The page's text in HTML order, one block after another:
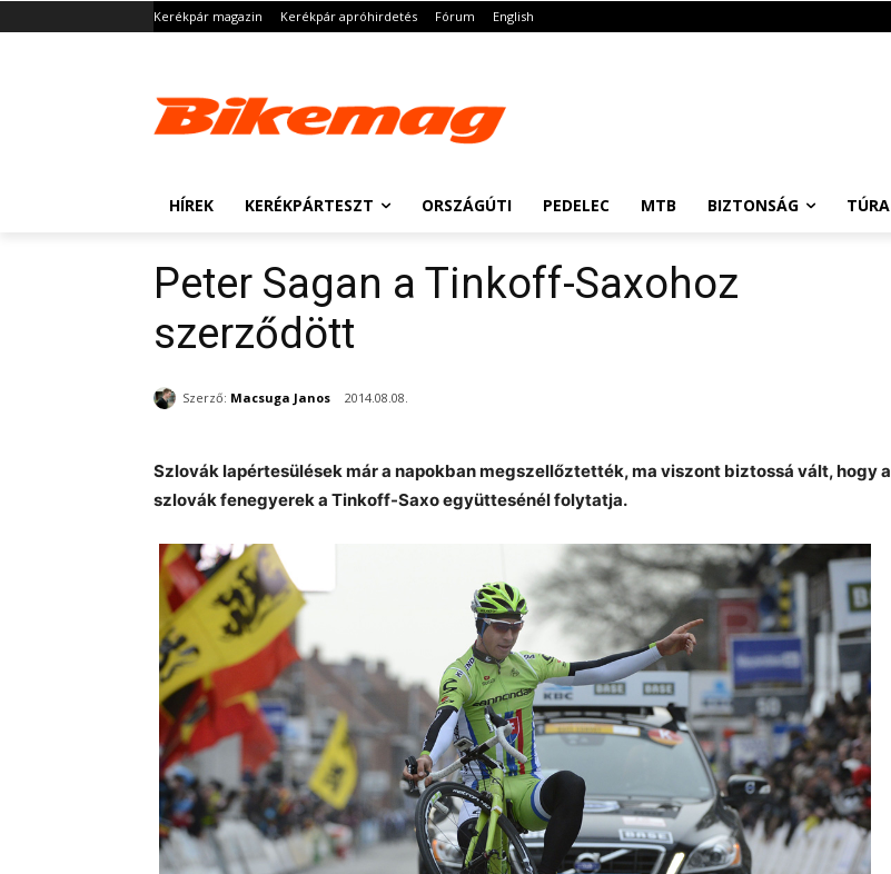
Kerékpár magazin Kerékpár apróhirdetés Fórum English
HÍREK KERÉKPÁRTESZT ORSZÁGÚTI PEDELEC MTB BIZTONSÁG TÚRA
Peter Sagan a Tinkoff-Saxohoz
szerződött
Szerző: Macsuga Janos 2014.08.08.
Szlovák lapértesülések már a napokban megszellőztették, ma viszont biztossá vált, hogy a
szlovák fenegyerek a Tinkoff-Saxo együttesénél folytatja.